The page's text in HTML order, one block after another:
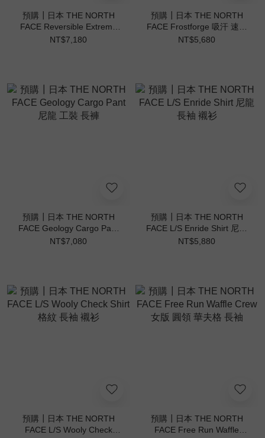
預購┃日本 THE NORTH
FACE Reversible Extreme
Pile Vest 雙面穿 毛毛 背心
NT$7,180
預購┃日本 THE NORTH
FACE Frostforge 吸汗 速乾
法蘭絨襯衫
NT$5,680
預購┃日本 THE NORTH
FACE Geology Cargo Pant
尼龍 工裝 長褲
NT$7,080
預購┃日本 THE NORTH
FACE L/S Enride Shirt 尼龍
長袖 襯衫
NT$5,880
預購┃日本 THE NORTH
FACE L/S Wooly Check
預購┃日本 THE NORTH
FACE Free Run Waffle